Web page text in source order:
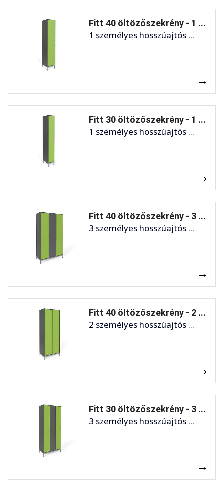
Fitt 40 öltözőszekrény - 1 ...
1 személyes hosszúajtós ...
Fitt 30 öltözőszekrény - 1 ...
1 személyes hosszúajtós ...
Fitt 40 öltözőszekrény - 3 ...
3 személyes hosszúajtós ...
Fitt 40 öltözőszekrény - 2 ...
2 személyes hosszúajtós ...
Fitt 30 öltözőszekrény - 3 ...
3 személyes hosszúajtós ...